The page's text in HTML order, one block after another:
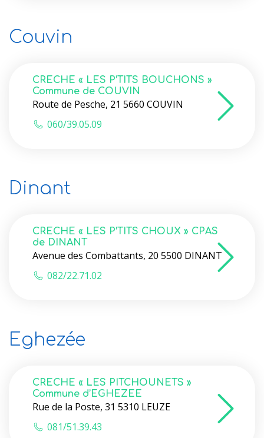
Couvin
CRECHE « LES P’TITS BOUCHONS »
Commune de COUVIN
Route de Pesche, 21 5660 COUVIN
060/39.05.09
Dinant
CRECHE « LES P’TITS CHOUX » CPAS
de DINANT
Avenue des Combattants, 20 5500 DINANT
082/22.71.02
Eghezée
CRECHE « LES PITCHOUNETS »
Commune d’EGHEZEE
Rue de la Poste, 31 5310 LEUZE
081/51.39.43